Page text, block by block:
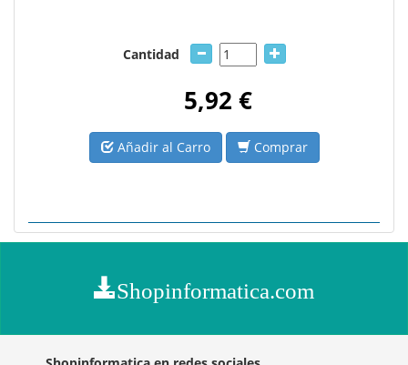
Cantidad
5,92 €
Añadir al Carro Comprar
Shopinformatica.com